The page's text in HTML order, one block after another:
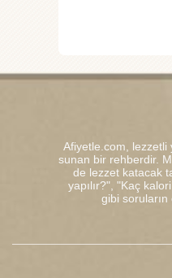
Afiyetle.com, lezzetli
sunan bir rehberdir.
de lezzet katacak
yapılır?", "Kaç
gibi soruların